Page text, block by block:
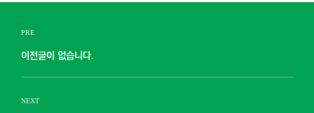
PRE
이전글이 없습니다.
NEXT